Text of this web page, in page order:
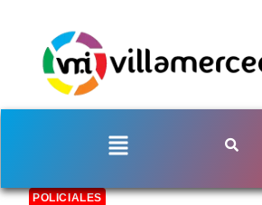
POLICIALES